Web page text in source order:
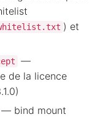
) et
—
de la licence
— bind mount